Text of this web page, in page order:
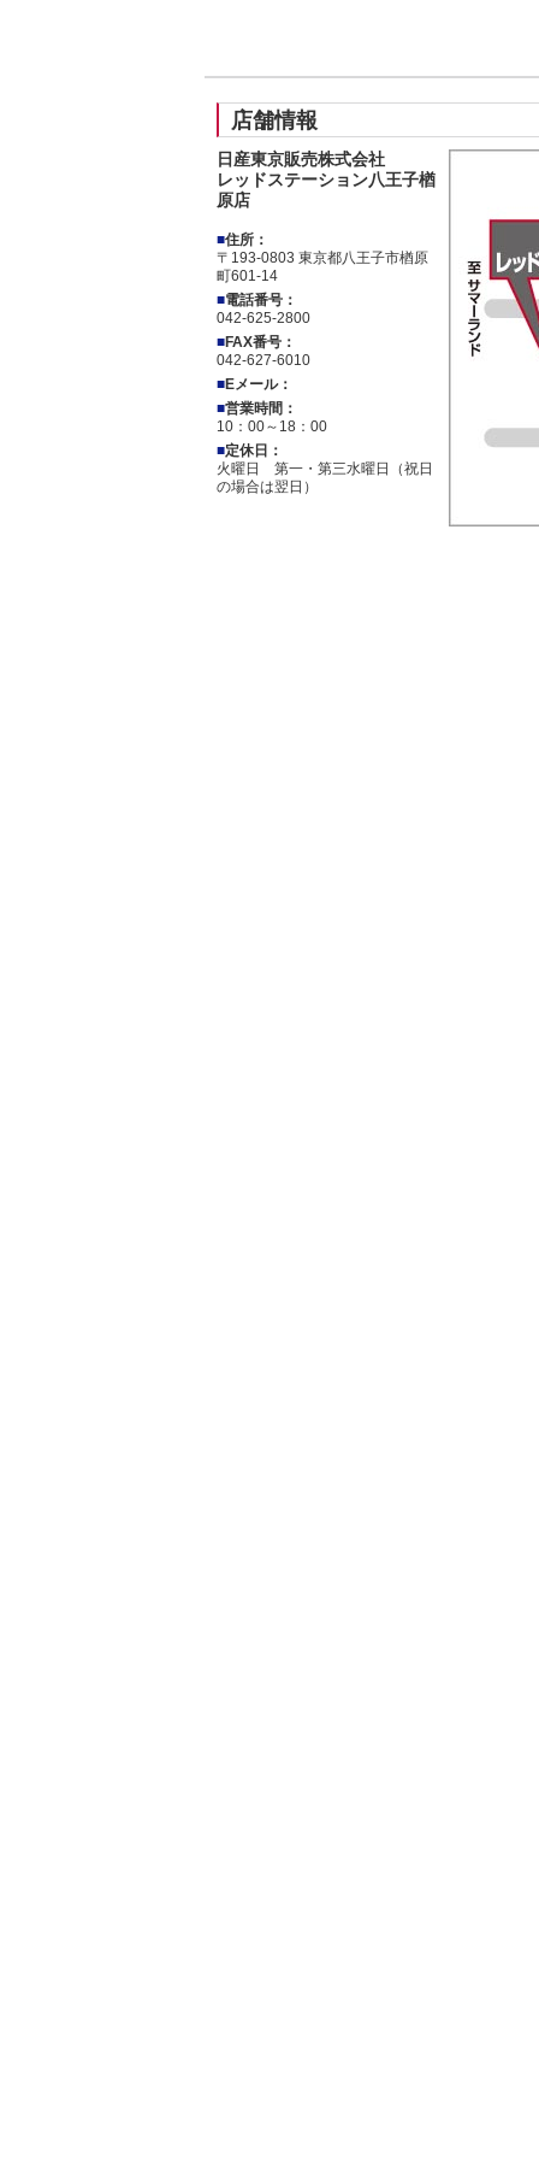
店舗情報
日産東京販売株式会社
レッドステーション八王子楢
原店
■住所：
〒193-0803 東京都八王子市楢原
町601-14
■電話番号：
042-625-2800
■FAX番号：
042-627-6010
■Eメール：
■営業時間：
10：00～18：00
■定休日：
火曜日 第一・第三水曜日（祝日
の場合は翌日）